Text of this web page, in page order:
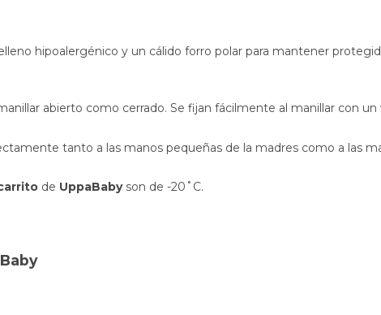
hipoalergénico y un cálido forro polar para mantener
abierto como cerrado. Se fijan fácilmente al manillar con
tanto a las manos pequeñas de la madres como a las
de UppaBabyson de -20˚C.